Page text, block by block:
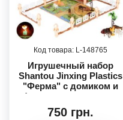
148765
Игрушечный набор
Shantou Jinxing Plastics
"Ферма" с домиком и
фигурками животных
(2022-100A)
750 грн.